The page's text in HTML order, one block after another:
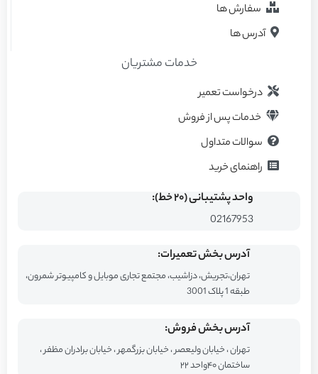
سفارش ها
آدرس ها
خدمات مشتریان
درخواست تعمیر
خدمات پس از فروش
سوالات متداول
راهنمای خرید
واحد پشتیبانی (۲۰ خط):
02167953
آدرس بخش تعمیرات:
تهران،تجریش، دزاشیب، مجتمع تجاری موبایل و کامپیوتر شمرون،
طبقه 1 پلاک 3001
آدرس بخش فروش:
تهران ، خیابان ولیعصر ، خیابان بزرگمهر ، خیابان برادران مظفر ،
ساختمان ۴۰واحد ۲۲